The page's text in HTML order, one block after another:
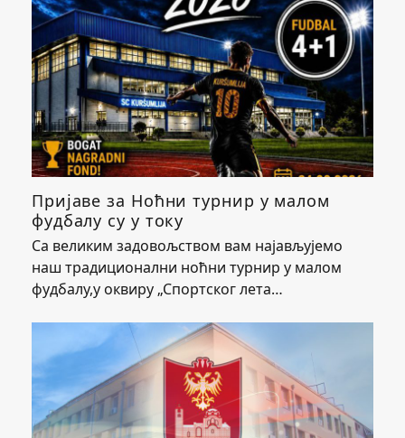
Пријаве за Ноћни турнир у малом
фудбалу су у току
Са великим задовољством вам најављујемо
наш традиционални ноћни турнир у малом
фудбалу,у оквиру „Спортског лета…